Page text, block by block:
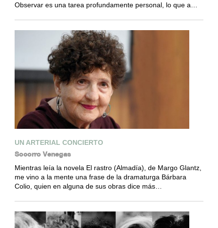
Observar es una tarea profundamente personal, lo que a…
UN ARTERIAL CONCIERTO
Socorro Venegas
Mientras leía la novela El rastro (Almadía), de Margo Glantz,
me vino a la mente una frase de la dramaturga Bárbara
Colio, quien en alguna de sus obras dice más…